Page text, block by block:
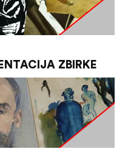
ZBIRKE